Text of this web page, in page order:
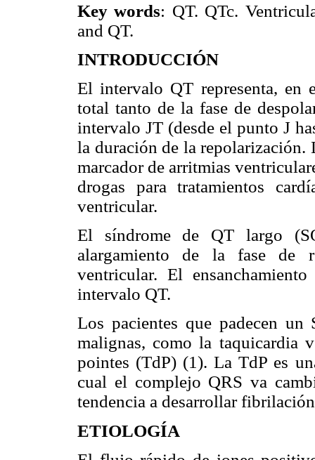
Key words: QT. QTc.
and QT.
INTRODUCCIÓN
El intervalo QT representa, en
total tanto de la fase de
intervalo JT (desde el punto J
la duración de la
marcador de arritmias
drogas para tratamientos
ventricular.
El síndrome de QT largo
alargamiento de la fase de
ventricular. El
intervalo QT.
Los pacientes que padecen
malignas, como la taquicardia
pointes (TdP) (1). La TdP es
cual el complejo QRS va
tendencia a desarrollar
ETIOLOGÍA